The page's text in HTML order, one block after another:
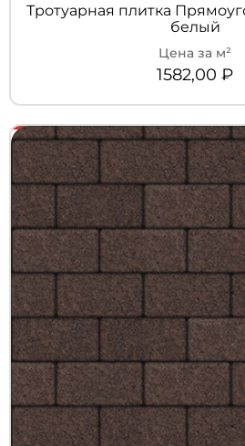
+7 (3452)
Телефон
Тротуарная плитка
белый
1582,00 ₽